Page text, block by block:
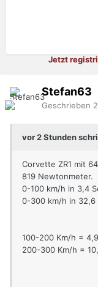
Jetzt
Stefan63
Geschrieben
vor 2 Stunden
Corvette ZR1 mit
819 Newtonmeter.
0-100 km/h in 3,4
0-300 km/h in 32,6
100-200 Km/h =
200-300 Km/h =